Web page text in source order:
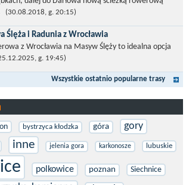
rowerową), gdzie na pierwszym rondzie zjazd
Zachodniego....
(30.08.2018, g. 20:15)
Ślęża i Radunia z Wrocławia
z Wrocławia na Masyw Ślęży to idealna opcja
(lub gravelowy). Zimą, kiedy nie ma śniegu,
jest...
g. 19:45)
Wszystkie ostatnio popularne trasy
bystrzyca kłodzka góra gory
inne jelenia gora karkonosze lubuskie
polkowice poznan Siechnice